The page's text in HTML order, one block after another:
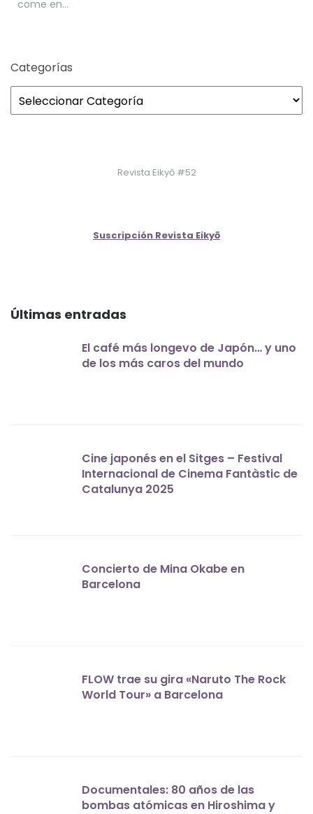
come en…
Categorías
Revista Eikyō #52
Suscripción Revista Eikyō
Últimas entradas
El café más longevo de Japón… y uno
de los más caros del mundo
Cine japonés en el Sitges – Festival
Internacional de Cinema Fantàstic de
Catalunya 2025
Concierto de Mina Okabe en
Barcelona
FLOW trae su gira «Naruto The Rock
World Tour» a Barcelona
Documentales: 80 años de las
bombas atómicas en Hiroshima y